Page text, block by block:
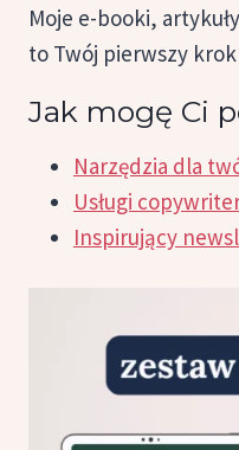
Moje e-booki,
to Twój pierwszy krok
Jak mogę Ci
Narzędzia dla
Usługi
Inspirujący